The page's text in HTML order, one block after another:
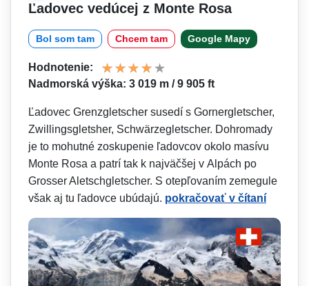
Ľadovec vedúcej z Monte Rosa
Bol som tam Chcem tam Google Mapy
Hodnotenie:
Nadmorská výška: 3 019 m / 9 905 ft
Ľadovec Grenzgletscher susedí s Gornergletscher,
Zwillingsgletsher, Schwärzegletscher. Dohromady
je to mohutné zoskupenie ľadovcov okolo masívu
Monte Rosa a patrí tak k najväčšej v Alpách po
Grosser Aletschgletscher. S otepľovaním zemegule
však aj tu ľadovce ubúdajú. pokračovať v čítaní